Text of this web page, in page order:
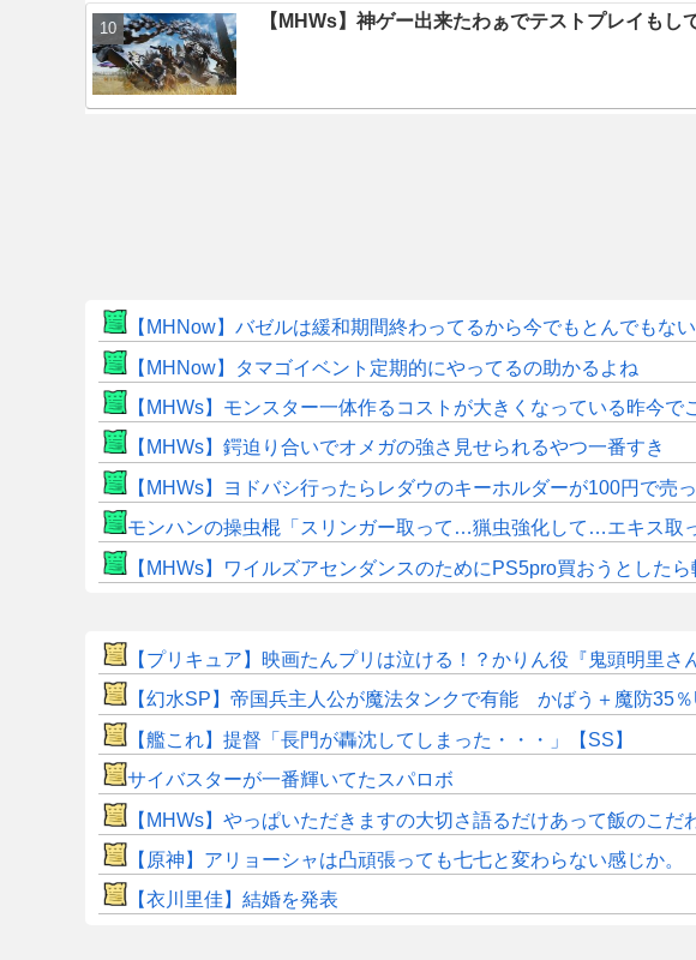
【MHWs】神ゲー出来たわぁでテストプレイもし
【MHNow】バゼルは緩和期間終わってるから今でもとんでもな
【MHNow】タマゴイベント定期的にやってるの助かるよね
【MHWs】モンスター一体作るコストが大きくなっている昨今で
【MHWs】鍔迫り合いでオメガの強さ見せられるやつ一番すき
【MHWs】ヨドバシ行ったらレダウのキーホルダーが100円で売
モンハンの操虫棍「スリンガー取って…猟虫強化して…エキス
【MHWs】ワイルズアセンダンスのためにPS5pro買おうとした
【プリキュア】映画たんプリは泣ける！？かりん役『鬼頭明里
【幻水SP】帝国兵主人公が魔法タンクで有能 かばう＋魔防35
【艦これ】提督「長門が轟沈してしまった・・・」【SS】
サイバスターが一番輝いてたスパロボ
【MHWs】やっぱいただきますの大切さ語るだけあって飯のこだ
【原神】アリョーシャは凸頑張っても七七と変わらない感じか。
【衣川里佳】結婚を発表